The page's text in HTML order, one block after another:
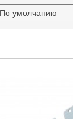
По умолчанию